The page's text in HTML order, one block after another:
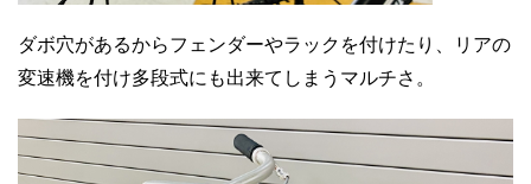
ダボ穴があるからフェンダーやラックを付けたり、リアの
変速機を付け多段式にも出来てしまうマルチさ。